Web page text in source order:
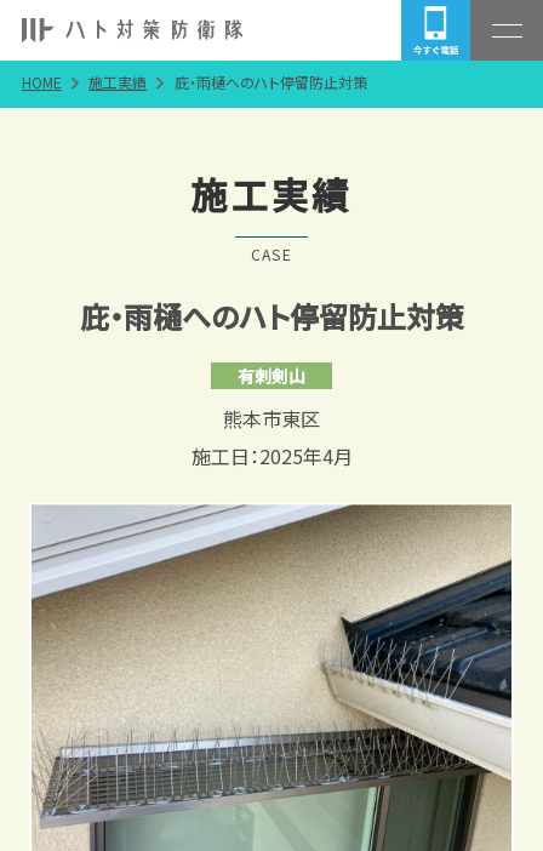
HOME 施工実績 庇・雨樋へのハト停留防止対策
施工実績
CASE
庇・雨樋へのハト停留防止対策
有刺剣山
熊本市東区
施工日：2025年4月